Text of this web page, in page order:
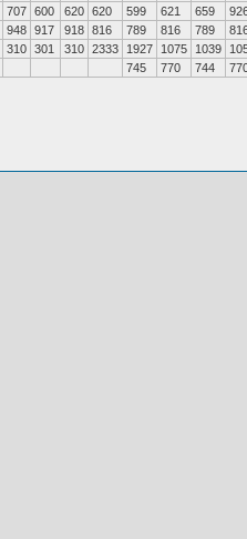
707 600 620 620 599 621 659
948 917 918 816 789 816 789
310 301 310 2333 1927 1075 1039
745 770 744